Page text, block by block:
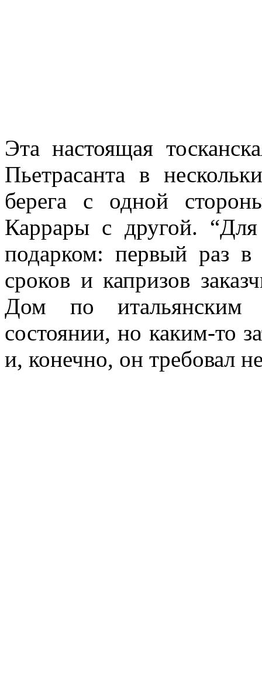
Эта настоящая
Пьетрасанта в
берега с одной
Каррары с другой.
подарком: первый раз
сроков и капризов
Дом по
состоянии, но каким-то
и, конечно, он требовал